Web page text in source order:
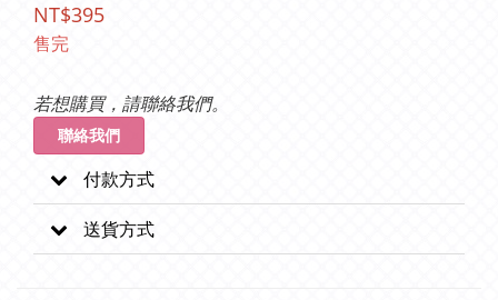
NT$395
售完
若想購買，請聯絡我們。
聯絡我們
付款方式
送貨方式